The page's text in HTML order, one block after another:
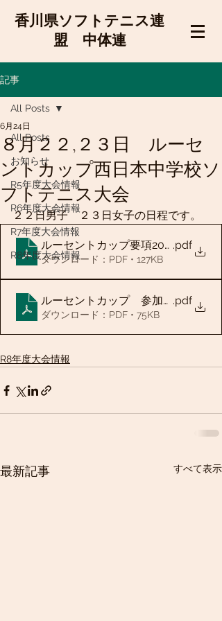
香川県ソフトテニス連
盟 中体連
記事
All Posts
お知らせ
R5年度大会情報
R6年度大会情報
R7年度大会情報
R8年度大会情報
All Posts
８月２２,２３日 ルーセ
ントカップ西日本中学校ソ
フトテニス大会
6月24日
２２日男子　２３日女子の日程です。
ルーセントカップ要項2026 県内用
.pdf
ダウンロード：PDF • 127KB
ルーセントカップ 参加申込書
.pdf
ダウンロード：PDF • 75KB
R8年度大会情報
最新記事 すべて表示